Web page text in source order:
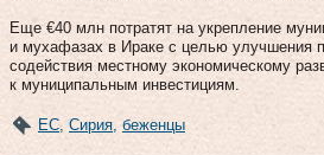
Еще €40 млн потратят на укрепление
и мухафазах в Ираке с целью улучшения
содействия местному экономическому
к муниципальным инвестициям.
ЕС Сирия беженцы